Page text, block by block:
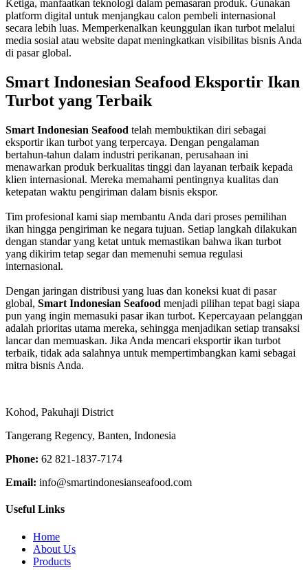
Ketiga, manfaatkan teknologi dalam pemasaran produk. Gunakan
platform digital untuk menjangkau calon pembeli internasional
secara lebih luas. Memperkenalkan keunggulan ikan turbot melalui
media sosial atau website dapat meningkatkan visibilitas bisnis Anda
di pasar global.
Smart Indonesian Seafood Eksportir Ikan
Turbot yang Terbaik
Smart Indonesian Seafood telah membuktikan diri sebagai
eksportir ikan turbot yang terpercaya. Dengan pengalaman
bertahun-tahun dalam industri perikanan, perusahaan ini
menawarkan produk berkualitas tinggi dan layanan terbaik kepada
klien internasional. Mereka memahami pentingnya kualitas dan
ketepatan waktu pengiriman dalam bisnis ekspor.
Tim profesional kami siap membantu Anda dari proses pemilihan
ikan hingga pengiriman ke negara tujuan. Setiap langkah dilakukan
dengan standar yang ketat untuk memastikan bahwa ikan turbot
yang dikirim tetap segar dan memenuhi semua regulasi
internasional.
Dengan jaringan distribusi yang luas dan koneksi kuat di pasar
global, Smart Indonesian Seafood menjadi pilihan tepat bagi siapa
pun yang ingin memasuki pasar ikan turbot. Kepercayaan pelanggan
adalah prioritas utama mereka, sehingga menjadikan setiap transaksi
lancar dan memuaskan. Jika Anda mencari eksportir ikan turbot
terbaik, tidak ada salahnya untuk mempertimbangkan kami sebagai
mitra bisnis Anda.
Kohod, Pakuhaji District
Tangerang Regency, Banten, Indonesia
Phone: 62 821-1837-7174
Email: info@smartindonesianseafood.com
Useful Links
Home
About Us
Products